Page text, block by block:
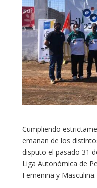
Cumpliendo
emanan de los
disputo el pasado 31
Liga Autonómica de
Femenina y Masculina.